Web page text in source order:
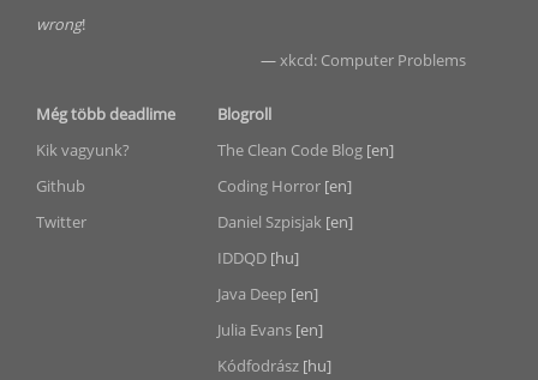
wrong!
—xkcd: Computer Problems
Még több deadlime
Kik vagyunk?
Github
Twitter
Blogroll
The Clean Code Blog [en]
Coding Horror [en]
Daniel Szpisjak [en]
IDDQD [hu]
Java Deep [en]
Julia Evans [en]
Kódfodrász [hu]